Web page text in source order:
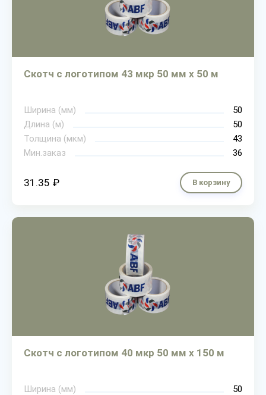
Скотч с логотипом 43 мкр 50 мм х 50 м
Ширина (мм)
50
Длина (м)
50
Толщина (мкм)
43
Мин.заказ
36
31.35 ₽ В корзину
Скотч с логотипом 40 мкр 50 мм х 150 м
Ширина (мм)
50